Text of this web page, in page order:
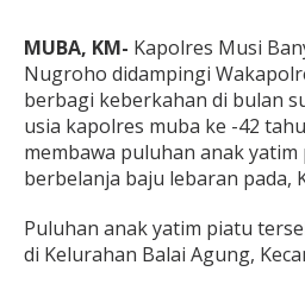
R
a
m
d
h
a
A
a
MUBA, KM- Kapolres Musi
Nugroho didampingi
berbagi keberkahan di bulan
usia kapolres muba ke -42
membawa puluhan anak
berbelanja baju lebaran pada,
Puluhan anak yatim piatu
di Kelurahan Balai Agung,